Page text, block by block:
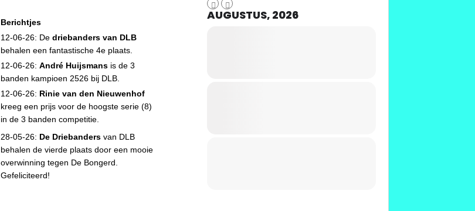
Berichtjes
12-06-26: Dedriebanders van DLB
behalen een fantastische 4e plaats.
12-06-26:André Huijsmans is de 3
banden kampioen 2526 bij DLB.
12-06-26: Rinie van den Nieuwenhof
kreeg een prijs voor de hoogste serie (8)
in de 3 banden competitie.
28-05-26: De Driebanders van DLB
behalen de vierde plaats door een mooie
overwinning tegen De Bongerd.
Gefeliciteerd!
AUGUSTUS, 2026